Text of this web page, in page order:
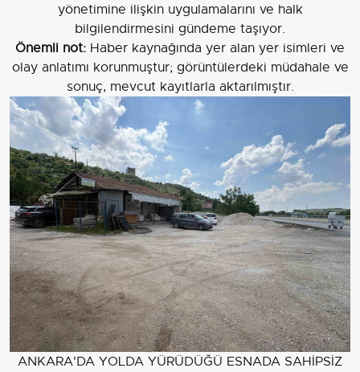
yönetimine ilişkin uygulamalarını ve halk
bilgilendirmesini gündeme taşıyor.
Önemli not: Haber kaynağında yer alan yer isimleri ve
olay anlatımı korunmuştur; görüntülerdeki müdahale ve
sonuç, mevcut kayıtlarla aktarılmıştır.
ANKARA'DA YOLDA YÜRÜDÜĞÜ ESNADA SAHİPSİZ